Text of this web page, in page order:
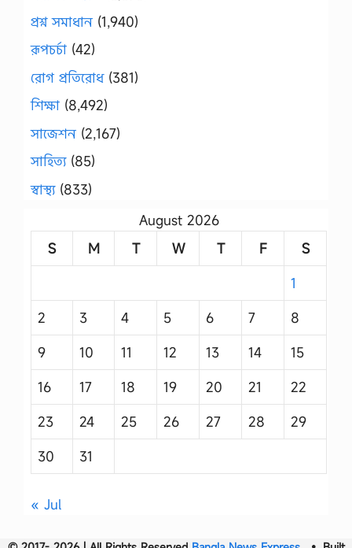
প্রশ্ন সমাধান (1,940)
রূপচর্চা (42)
রোগ প্রতিরোধ(381)
শিক্ষা (8,492)
সাজেশন (2,167)
সাহিত্য(85)
স্বাস্থ্য(833)
August 2026
S
M T W T F
S
1
2
3 4 5 6 7
8
9
10 11 12 13 14
15
16
17 18 19 20 21
22
23
24 25 26 27 28
29
30
31
« Jul